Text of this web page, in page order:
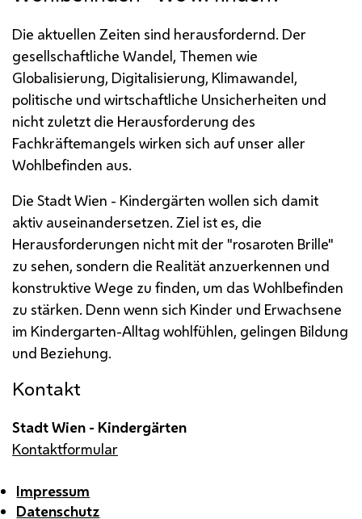
Die aktuellen Zeiten sind herausfordernd. Der
gesellschaftliche Wandel, Themen wie
Globalisierung, Digitalisierung, Klimawandel,
politische und wirtschaftliche Unsicherheiten und
nicht zuletzt die Herausforderung des
Fachkräftemangels wirken sich auf unser aller
Wohlbefinden aus.
Die Stadt Wien - Kindergärten wollen sich damit
aktiv auseinandersetzen. Ziel ist es, die
Herausforderungen nicht mit der "rosaroten Brille"
zu sehen, sondern die Realität anzuerkennen und
konstruktive Wege zu finden, um das Wohlbefinden
zu stärken. Denn wenn sich Kinder und Erwachsene
im Kindergarten-Alltag wohlfühlen, gelingen Bildung
und Beziehung.
Kontakt
Stadt Wien - Kindergärten
Kontaktformular
Impressum
Datenschutz